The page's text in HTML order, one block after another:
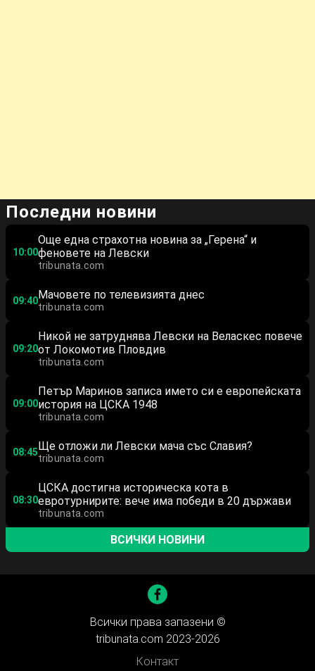
Последни новини
10:00
Още една страхотна новина за „Герена“ и
феновете на Левски
tribunata.com
09:40Мачовете по телевизията днес
tribunata.com
09:20
Никой не затруднява Левски на Веласкес повече
от Локомотив Пловдив
tribunata.com
09:00
Петър Маринов записа името си е европейската
история на ЦСКА 1948
tribunata.com
08:45Ще отложи ли Левски мача със Славия?
tribunata.com
08:30
ЦСКА достигна историческа кота в
евротурнирите: вече има победи в 20 държави
tribunata.com
ВСИЧКИ НОВИНИ
Всички права запазени ©
tribunata.com 2023-2026
Контакт